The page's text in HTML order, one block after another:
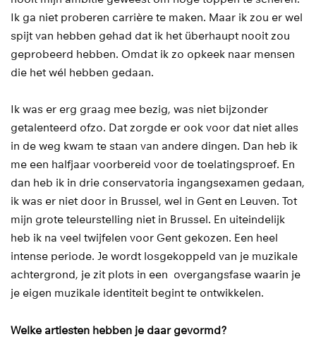
Ik ga niet proberen carrière te maken. Maar ik zou er wel
spijt van hebben gehad dat ik het überhaupt nooit zou
geprobeerd hebben. Omdat ik zo opkeek naar mensen
die het wél hebben gedaan.
Ik was er erg graag mee bezig, was niet bijzonder
getalenteerd ofzo. Dat zorgde er ook voor dat niet alles
in de weg kwam te staan van andere dingen. Dan heb ik
me een halfjaar voorbereid voor de toelatingsproef. En
dan heb ik in drie conservatoria ingangsexamen gedaan,
ik was er niet door in Brussel, wel in Gent en Leuven. Tot
mijn grote teleurstelling niet in Brussel. En uiteindelijk
heb ik na veel twijfelen voor Gent gekozen. Een heel
intense periode. Je wordt losgekoppeld van je muzikale
achtergrond, je zit plots in een overgangsfase waarin je
je eigen muzikale identiteit begint te ontwikkelen.
Welke artiesten hebben je daar gevormd?